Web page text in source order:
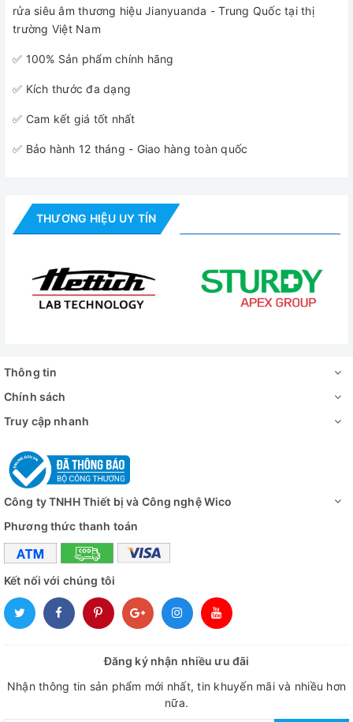
rửa siêu âm thương hiệu Jianyuanda - Trung Quốc tại thị
trường Việt Nam
✅ 100% Sản phẩm chính hãng
✅ Kích thước đa dạng
✅ Cam kết giá tốt nhất
✅ Bảo hành 12 tháng - Giao hàng toàn quốc
THƯƠNG HIỆU UY TÍN
Thông tin
Chính sách
Truy cập nhanh
Công ty TNHH Thiết bị và Công nghệ Wico
Phương thức thanh toán
Kết nối với chúng tôi
Đăng ký nhận nhiều ưu đãi
Nhận thông tin sản phẩm mới nhất, tin khuyến mãi và nhiều hơn
nữa.